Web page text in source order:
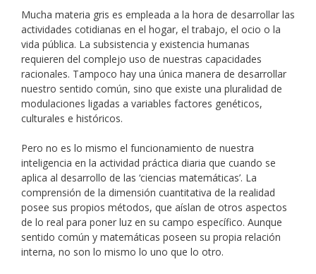
Mucha materia gris es empleada a la hora de desarrollar las
actividades cotidianas en el hogar, el trabajo, el ocio o la
vida pública. La subsistencia y existencia humanas
requieren del complejo uso de nuestras capacidades
racionales. Tampoco hay una única manera de desarrollar
nuestro sentido común, sino que existe una pluralidad de
modulaciones ligadas a variables factores genéticos,
culturales e históricos.
Pero no es lo mismo el funcionamiento de nuestra
inteligencia en la actividad práctica diaria que cuando se
aplica al desarrollo de las ‘ciencias matemáticas’. La
comprensión de la dimensión cuantitativa de la realidad
posee sus propios métodos, que aíslan de otros aspectos
de lo real para poner luz en su campo específico. Aunque
sentido común y matemáticas poseen su propia relación
interna, no son lo mismo lo uno que lo otro.